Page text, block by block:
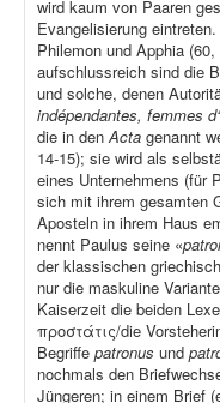
wird kaum von Paaren
Evangelisierung
Philemon und Apphia
aufschlussreich sind die
und solche, denen
indépendantes, femmes
die in den Acta genannt
14-15); sie wird als
eines Unternehmens (für
sich mit ihrem gesamten
Aposteln in ihrem Haus
nennt Paulus seine «
der klassischen
nur die maskuline
Kaiserzeit die beiden
προστάτις/die
Begriffe patronus und
nochmals den
Jüngeren; in einem Brief